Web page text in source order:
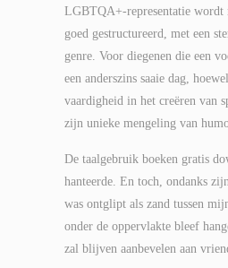
LGBTQA+-representatie wordt
goed gestructureerd, met een
genre. Voor diegenen die een
een anderszins saaie dag,
vaardigheid in het creëren van
zijn unieke mengeling van
De taalgebruik boeken gratis
hanteerde. En toch, ondanks
was ontglipt als zand tussen
onder de oppervlakte bleef
zal blijven aanbevelen aan